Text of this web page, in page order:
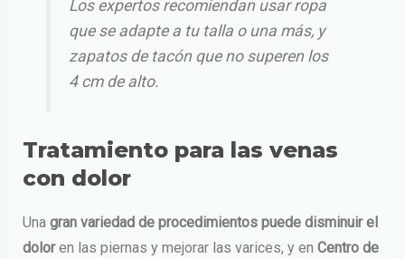
Los expertos recomiendan usar ropa
que se adapte a tu talla o una más, y
zapatos de tacón que no superen los
4 cm de alto.
Tratamiento para las venas
con dolor
Unagran variedad de procedimientos puede disminuir el
doloren las piernas y mejorar las varices, y en Centro de